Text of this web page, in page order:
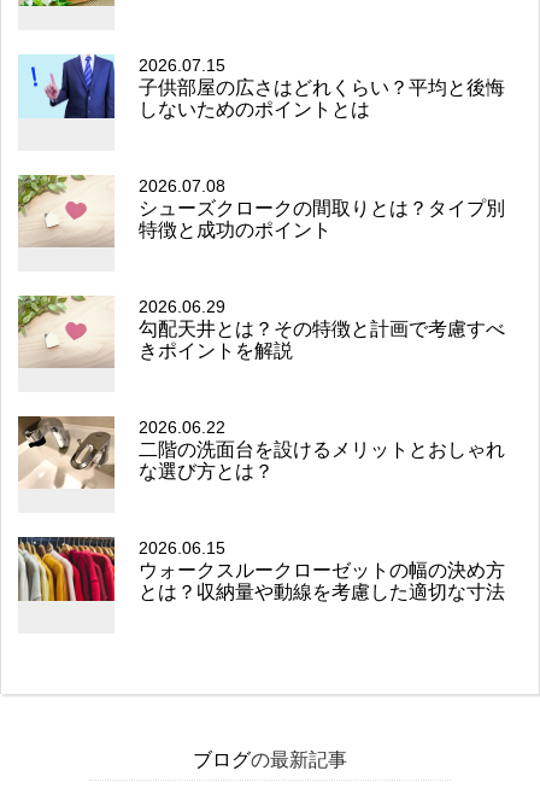
2026.07.15
子供部屋の広さはどれくらい？平均と後悔
しないためのポイントとは
2026.07.08
シューズクロークの間取りとは？タイプ別
特徴と成功のポイント
2026.06.29
勾配天井とは？その特徴と計画で考慮すべ
きポイントを解説
2026.06.22
二階の洗面台を設けるメリットとおしゃれ
な選び方とは？
2026.06.15
ウォークスルークローゼットの幅の決め方
とは？収納量や動線を考慮した適切な寸法
ブログの最新記事